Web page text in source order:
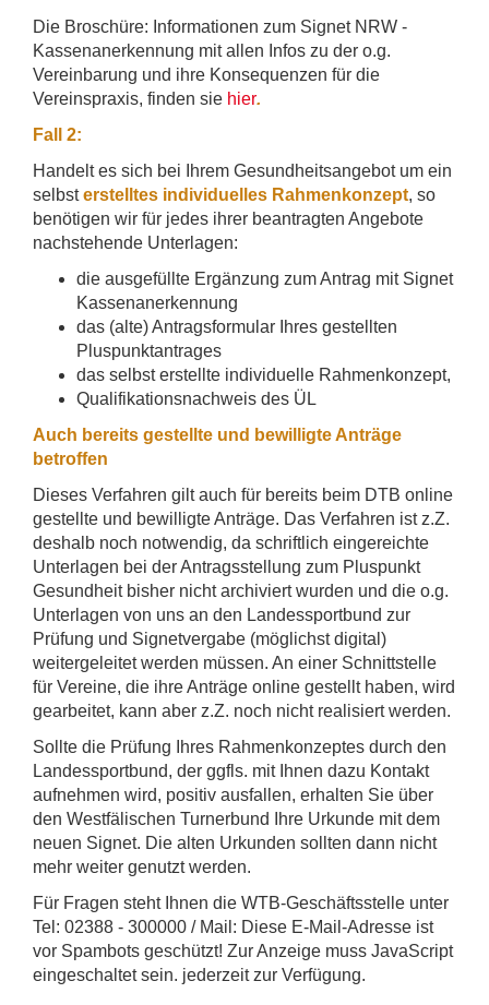
Die Broschüre: Informationen zum Signet NRW -
Kassenanerkennung mit allen Infos zu der o.g.
Vereinbarung und ihre Konsequenzen für die
Vereinspraxis, finden sie hier.
Fall 2:
Handelt es sich bei Ihrem Gesundheitsangebot um ein
selbsterstelltes individuelles Rahmenkonzept, so
benötigen wir für jedes ihrer beantragten Angebote
nachstehende Unterlagen:
die ausgefüllte Ergänzung zum Antrag mit Signet
Kassenanerkennung
das (alte) Antragsformular Ihres gestellten
Pluspunktantrages
das selbst erstellte individuelle Rahmenkonzept,
Qualifikationsnachweis des ÜL
Auch bereits gestellte und bewilligte Anträge
betroffen
Dieses Verfahren gilt auch für bereits beim DTB online
gestellte und bewilligte Anträge. Das Verfahren ist z.Z.
deshalb noch notwendig, da schriftlich eingereichte
Unterlagen bei der Antragsstellung zum Pluspunkt
Gesundheit bisher nicht archiviert wurden und die o.g.
Unterlagen von uns an den Landessportbund zur
Prüfung und Signetvergabe (möglichst digital)
weitergeleitet werden müssen. An einer Schnittstelle
für Vereine, die ihre Anträge online gestellt haben, wird
gearbeitet, kann aber z.Z. noch nicht realisiert werden.
Sollte die Prüfung Ihres Rahmenkonzeptes durch den
Landessportbund, der ggfls. mit Ihnen dazu Kontakt
aufnehmen wird, positiv ausfallen, erhalten Sie über
den Westfälischen Turnerbund Ihre Urkunde mit dem
neuen Signet. Die alten Urkunden sollten dann nicht
mehr weiter genutzt werden.
Für Fragen steht Ihnen die WTB-Geschäftsstelle unter
Tel: 02388 - 300000 / Mail: Diese E-Mail-Adresse ist
vor Spambots geschützt! Zur Anzeige muss JavaScript
eingeschaltet sein. jederzeit zur Verfügung.